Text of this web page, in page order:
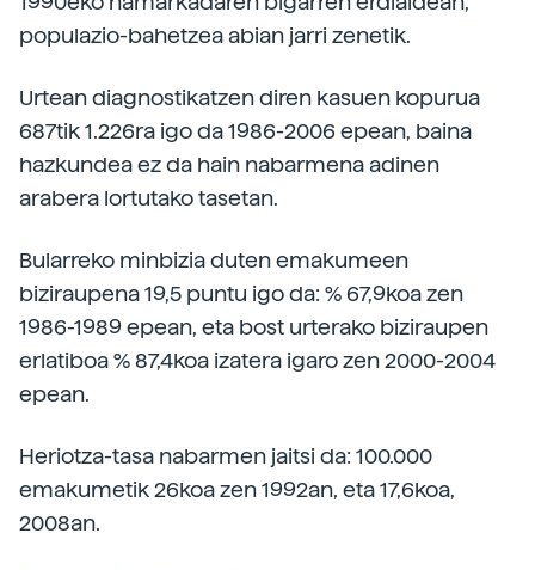
populazio-bahetzea abian jarri zenetik.
Urtean diagnostikatzen diren kasuen kopurua
687tik 1.226ra igo da 1986-2006 epean, baina
hazkundea ez da hain nabarmena adinen
arabera lortutako tasetan.
Bularreko minbizia duten emakumeen
biziraupena 19,5 puntu igo da: % 67,9koa zen
1986-1989 epean, eta bost urterako biziraupen
erlatiboa % 87,4koa izatera igaro zen 2000-2004
epean.
Heriotza-tasa nabarmen jaitsi da: 100.000
emakumetik 26koa zen 1992an, eta 17,6koa,
2008an.